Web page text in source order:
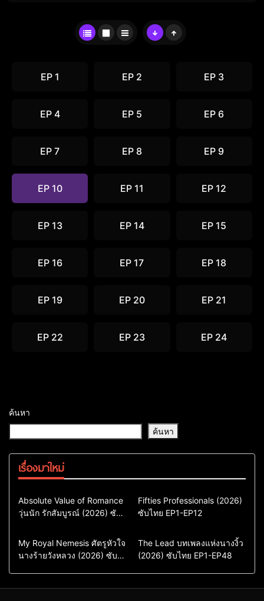
EP 1 EP 2 EP 3
EP 4 EP 5 EP 6
EP 7 EP 8 EP 9
EP 10 EP 11 EP 12
EP 13 EP 14 EP 15
EP 16 EP 17 EP 18
EP 19 EP 20 EP 21
EP 22 EP 23 EP 24
ค้นหา
ค้นหา
เรื่องมาใหม่
Comedy
Drama
ซีรี่ย์เกาหลี
ซีรี่ย์เกาหลีพากย์ไทย
Absolute Value of Romance
วุ่นนัก รักสัมบูรณ์ (2026) ซับ
Action & Adventure
Comedy
Drama
ซีรี่ย์เกาหลีซับไทย
Fifties Professionals (2026)
ซับไทย EP1-EP12
Comedy
Drama
Sci-Fi & Fantasy
My Royal Nemesis ศัตรูหัวใจ
นางร้ายวังหลวง (2026) ซับ
Drama
ซีรี่ย์จีน
ซีรี่ย์จีนซับไทย
The Lead บทเพลงแห่งนางงิ้ว
(2026) ซับไทย EP1-EP48